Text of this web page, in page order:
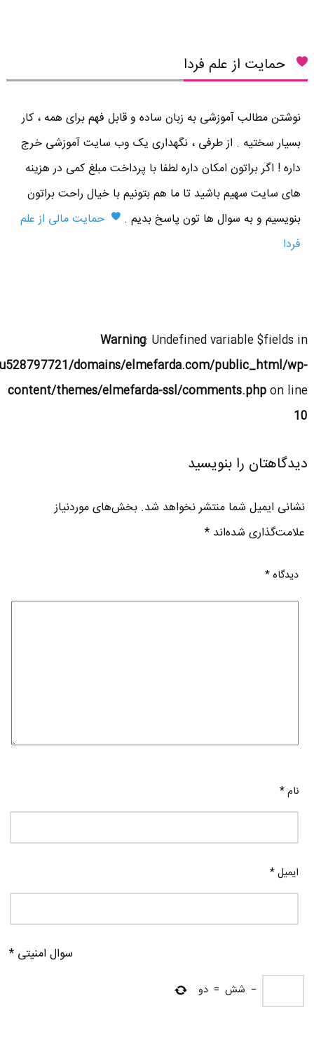
حمایت از علم فردا
نوشتن مطالب آموزشی به زبان ساده و قابل فهم برای همه ، کار
بسیار سختیه . از طرفی ، نگهداری یک وب سایت آموزشی خرج
داره ! اگر براتون امکان داره لطفا با پرداخت مبلغ کمی در هزینه
های سایت سهیم باشید تا ما هم بتونیم با خیال راحت براتون
بنویسیم و به سوال ها تون پاسخ بدیم .
حمایت مالی از علم
فردا
Warning: Undefined variable $fields in
domains/elmefarda.com/public_html/wp-
content/themes/elmefarda-ssl/comments.phpon line
10
دیدگاهتان را بنویسید
نشانی ایمیل شما منتشر نخواهد شد. بخش‌های موردنیاز
علامت‌گذاری شده‌اند*
دیدگاه*
نام*
ایمیل*
سوال امنیتی *
− شش = دو